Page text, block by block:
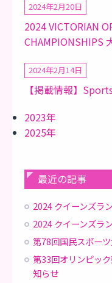
2024年2月20日
2024 VICTORIAN
CHAMPIONSHIPS
2024年2月14日
【掲載情報】
2023年
2025年
最近の記事
2024 クイーンズラ
2024 クイーンズラ
第78回国民スポー
第33回オリンピッ
知らせ